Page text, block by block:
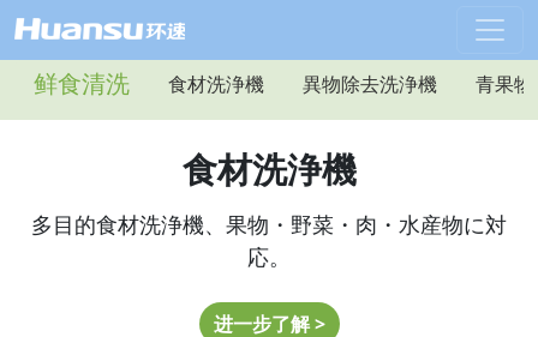
鲜食清洗 食材洗浄機 異物除去洗浄機 青果
食材洗浄機
多目的食材洗浄機、果物・野菜・肉・水産物に対
応。
进一步了解 >